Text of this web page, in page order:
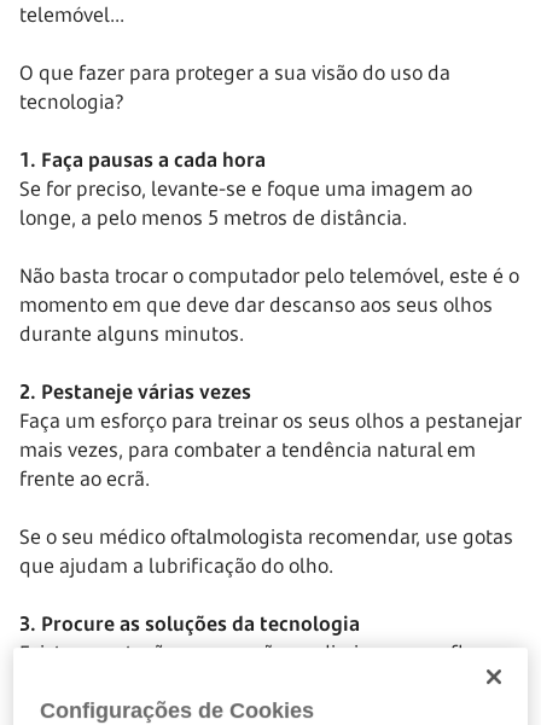
telemóvel...
O que fazer para proteger a sua visão do uso da
tecnologia?
1. Faça pausas a cada hora
Se for preciso, levante-se e foque uma imagem ao
longe, a pelo menos 5 metros de distância.
Não basta trocar o computador pelo telemóvel, este é o
momento em que deve dar descanso aos seus olhos
durante alguns minutos.
2. Pestaneje várias vezes
Faça um esforço para treinar os seus olhos a pestanejar
mais vezes, para combater a tendência natural em
frente ao ecrã.
Se o seu médico oftalmologista recomendar, use gotas
que ajudam a lubrificação do olho.
3. Procure as soluções da tecnologia
Existem proteções para ecrã que diminuem o reflexo e,
Configurações de Cookies